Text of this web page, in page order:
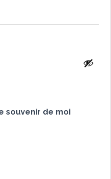
souvenir de moi